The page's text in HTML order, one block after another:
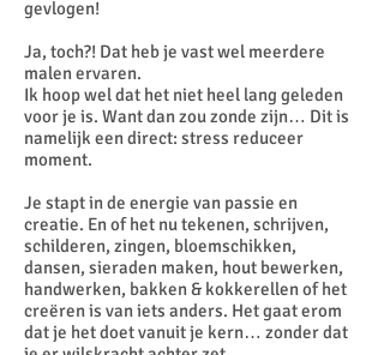
gevlogen!
Ja, toch?! Dat heb je vast wel meerdere
malen ervaren.
Ik hoop wel dat het niet heel lang geleden
voor je is. Want dan zou zonde zijn… Dit is
namelijk een direct: stress reduceer
moment.
Je stapt in de energie van passie en
creatie. En of het nu tekenen, schrijven,
schilderen, zingen, bloemschikken,
dansen, sieraden maken, hout bewerken,
handwerken, bakken & kokkerellen of het
creëren is van iets anders. Het gaat erom
dat je het doet vanuit je kern… zonder dat